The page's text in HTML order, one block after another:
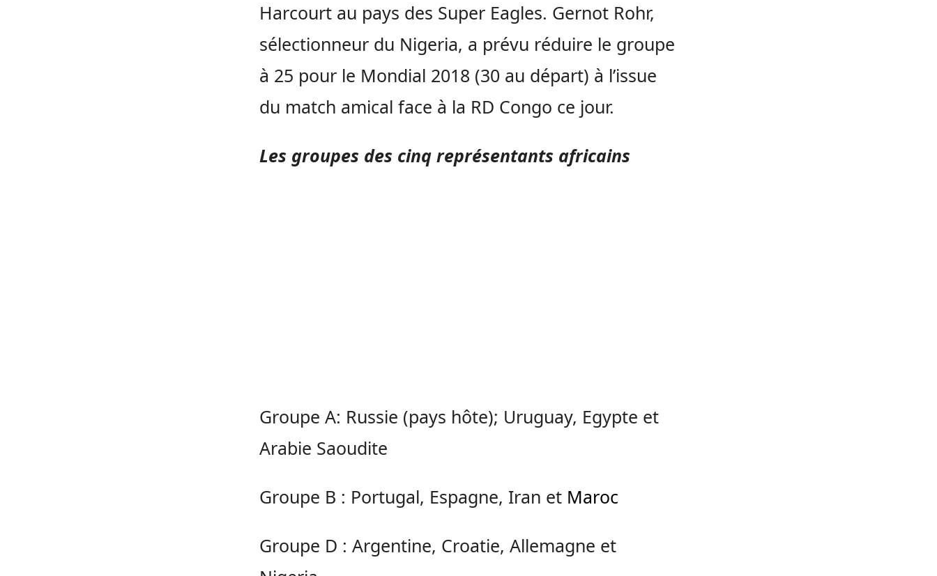
Harcourt au pays des Super Eagles. Gernot Rohr,
sélectionneur du Nigeria, a prévu réduire le groupe
à 25 pour le Mondial 2018 (30 au départ) à l’issue
du match amical face à la RD Congo ce jour.
Les groupes des cinq représentants africains
Groupe A: Russie (pays hôte); Uruguay, Egypte et
Arabie Saoudite
Groupe B : Portugal, Espagne, Iran et Maroc
Groupe D : Argentine, Croatie, Allemagne et